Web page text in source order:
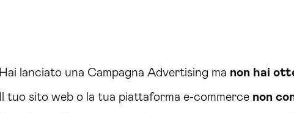
Hai lanciato una Campagna Advertising ma non hai
Il tuo sito web o la tua piattaforma e-commerce non